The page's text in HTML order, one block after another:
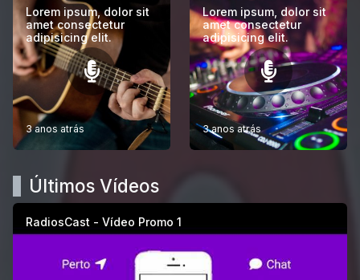
Lorem ipsum, dolor sit
amet consectetur
adipisicing elit.
3 anos atrás
Lorem ipsum, dolor sit
amet consectetur
adipisicing elit.
3 anos atrás
Últimos Vídeos
RadiosCast - Vídeo Promo 1